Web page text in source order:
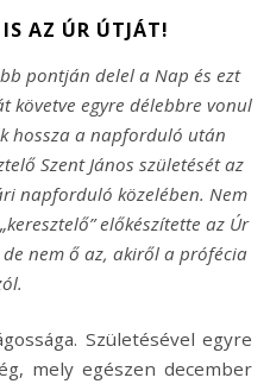
AZ ÚR ÚTJÁT!
pontján delel a Nap és ezt
követve egyre délebbre vonul
hossza a napforduló után
Szent János születését az
napforduló közelében. Nem
előkészítette az Úr
nem ő az, akiről a prófécia
Születésével egyre
mely egészen december